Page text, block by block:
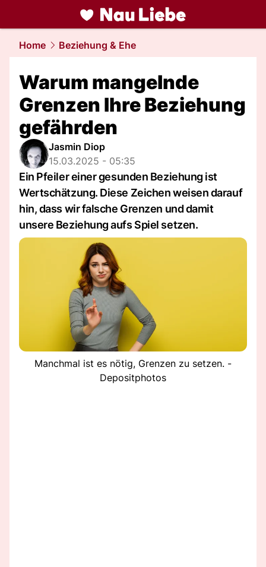
liebe.NAU.ch
Home Beziehung & Ehe
Warum mangelnde
Grenzen Ihre Beziehung
gefährden
Jasmin Diop
15.03.2025 - 05:35
Ein Pfeiler einer gesunden Beziehung ist
Wertschätzung. Diese Zeichen weisen darauf
hin, dass wir falsche Grenzen und damit
unsere Beziehung aufs Spiel setzen.
Manchmal ist es nötig, Grenzen zu setzen. -
Depositphotos